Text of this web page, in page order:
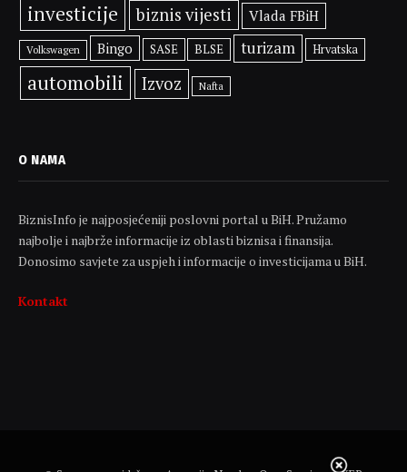
investicije biznis vijesti Vlada FBiH
Volkswagen Bingo SASE BLSE turizam Hrvatska
automobili Izvoz Nafta
O NAMA
BiznisInfo je najposjećeniji poslovni portal u BiH. Pružamo
najbolje i najbrže informacije iz oblasti biznisa i finansija.
Donosimo savjete za uspjeh i informacije o investicijama u BiH.
Kontakt